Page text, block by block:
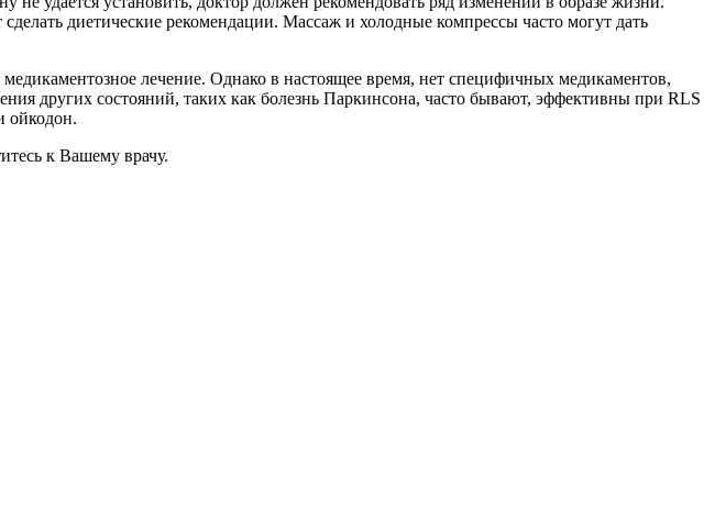
диетические рекомендации. Массаж и холодные компрессы часто могут дать
лечение. Однако в настоящее время, нет специфичных медикаментов,
других состояний, таких как болезнь Паркинсона, часто бывают, эффективны при RLS
ойкодон.
к Вашему врачу.